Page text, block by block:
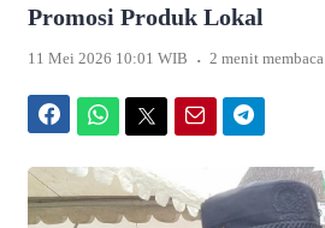
Promosi Produk Lokal
11 Mei 2026 10:01 WIB . 2 menit membaca